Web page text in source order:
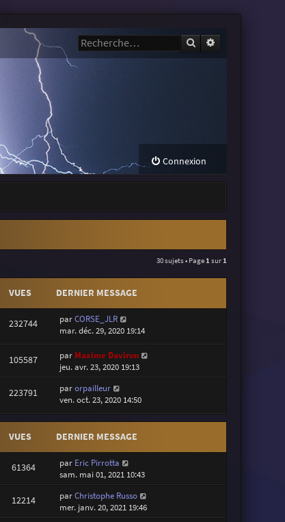
Rechercher
Connexion
30 sujets • Page 1 sur 1
VUES DERNIER MESSAGE
232744 parCORSE_JLR
mar. déc. 29, 2020 19:14
105587 par Maxime Daviron
jeu. avr. 23, 2020 19:13
223791 parorpailleur
ven. oct. 23, 2020 14:50
VUES DERNIER MESSAGE
61364 par Eric Pirrotta
sam. mai 01, 2021 10:43
12214 parChristophe Russo
mer. janv. 20, 2021 19:46